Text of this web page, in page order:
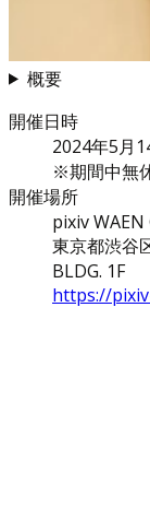
概要
開催日時
2024年5月
※期間中無
開催場所
pixiv WAEN
東京都渋谷
BLDG. 1F
https://